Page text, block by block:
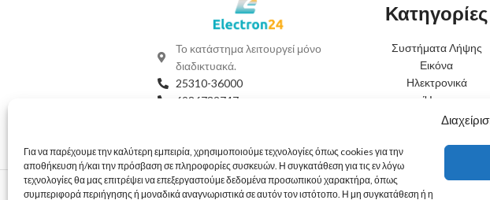
Για να παρέχουμε την καλύτερη εμπειρία, χρησιμοποιούμε τεχνολογίες όπως cookies για την
αποθήκευση ή/και την πρόσβαση σε πληροφορίες συσκευών. Η συγκατάθεση για τις εν λόγω
τεχνολογίες θα μας επιτρέψει να επεξεργαστούμε δεδομένα προσωπικού χαρακτήρα, όπως
συμπεριφορά περιήγησης ή μοναδικά αναγνωριστικά σε αυτόν τον ιστότοπο. Η μη συγκατάθεση ή η
Το κατάστημα λειτουργεί μόνο
διαδικτυακά.
25310-36000
6986732747
info@electron24.gr
Κατηγορίες
Συστήματα Λήψης
Εικόνα
Ηλεκτρονικά
Ήχος
Φωτισμός
Κινητή Τηλεφωνία